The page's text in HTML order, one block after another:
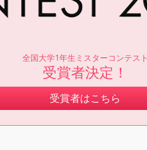
全国大学1年生ミスターコンテスト
受賞者決定！
受賞者はこちら